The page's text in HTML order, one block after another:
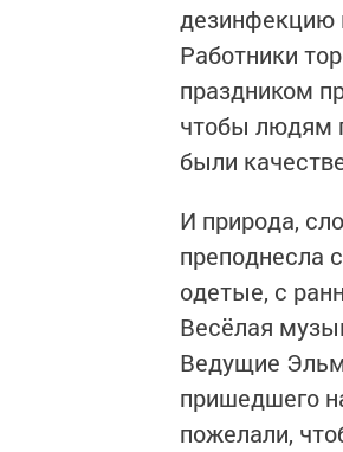
дезинфекцию
Работники
праздником
чтобы людям
были
И природа,
препод­несла
одетые, с
Весёлая
Ведущие
пришедшего
пожелали,